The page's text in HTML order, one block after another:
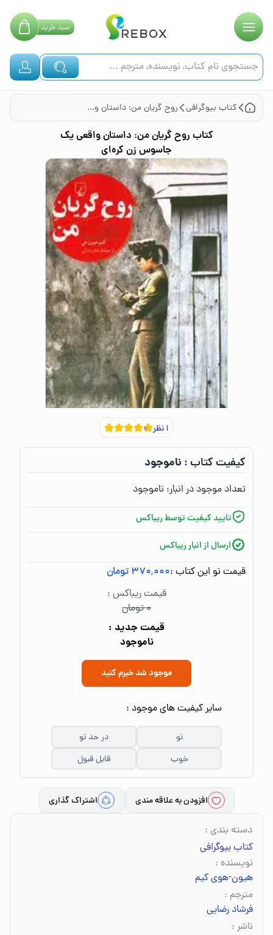
سبدخرید
کتاب بیوگرافی روح گریان من: داستان واقعی یک جاسوس زن کره‌ای
کتاب روح گریان من: داستان واقعی یک
جاسوس زن کره‌ای
۱نظر
کیفیت کتاب :‌ ناموجود
تعداد موجود در انبار:‌ ناموجود
تایید کیفیت توسط ریباکس
ارسال از انبار ریباکس
قیمت نو این کتاب :۳۷۰٬۰۰۰ تومان
قیمت ریباکس :
۰ تومان
قیمت جدید :
ناموجود
موجود شد خبرم کنید
سایر کیفیت های موجود :
نو
در حد نو
خوب
قابل قبول
افزودن به علاقه مندی اشتراک گذاری
دسته بندی :
کتاب بیوگرافی
نویسنده :
هیون‌-‌هوی کیم
مترجم :
فرشاد رضایی
ناشر :